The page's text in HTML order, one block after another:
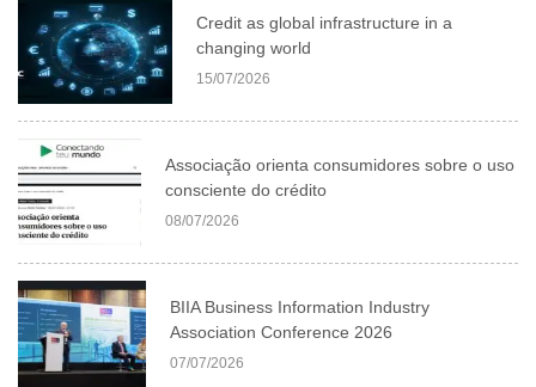
Credit as global infrastructure in a
changing world
15/07/2026
Associação orienta consumidores sobre o uso
consciente do crédito
08/07/2026
BIIA Business Information Industry
Association Conference 2026
07/07/2026